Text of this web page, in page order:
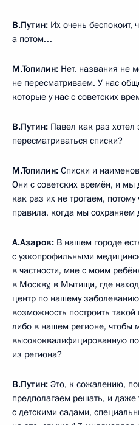
В.Путин: Их очень беспокоит,
а потом…
М.Топилин: Нет, названия не
не пересматриваем. У нас
которые у нас с советских
В.Путин: Павел как раз хотел
пересматриваться списки?
М.Топилин: Списки и
Они с советских времён, и мы
как раз их не трогаем, потому
правила, когда мы сохраняем
А.Азаров: В нашем городе
с узкопрофильными
в частности, мне с моим
в Москву, в Мытищи, где
центр по нашему
возможность построить
либо в нашем регионе, чтобы
высококвалифицированную
из региона?
В.Путин: Это, к сожалению,
предполагаем решать, и даже
с детскими садами,